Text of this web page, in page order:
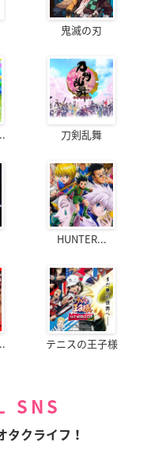
鬼滅の刃
刀剣乱舞
HUNTER...
テニスの王子様
SNS
タクライフ！